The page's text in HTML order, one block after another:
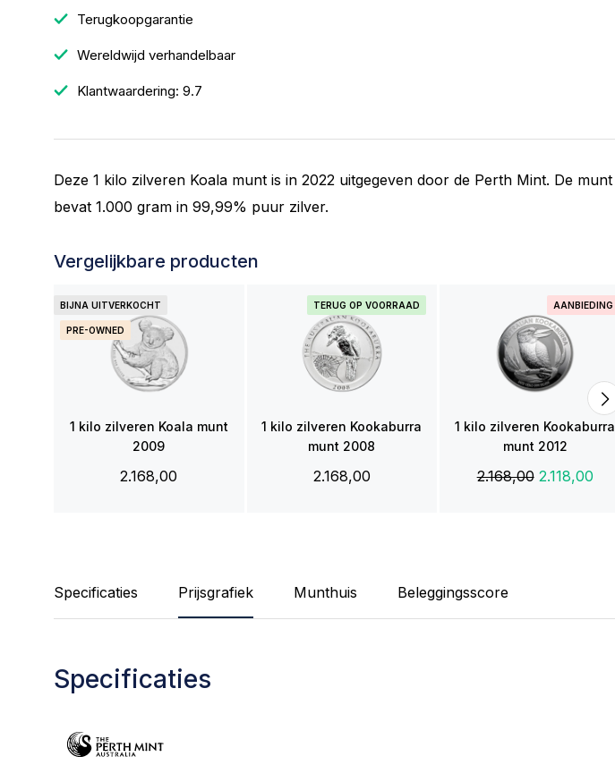
Terugkoopgarantie
Wereldwijd verhandelbaar
Klantwaardering: 9.7
Deze 1 kilo zilveren Koala munt is in 2022 uitgegeven door de Perth Mint. De munt
bevat 1.000 gram in 99,99% puur zilver.
Vergelijkbare producten
BIJNA UITVERKOCHT
PRE-OWNED
1 kilo zilveren Koala munt
2009
2.168,00
TERUG OP VOORRAAD
1 kilo zilveren Kookaburra
munt 2008
2.168,00
AANBIEDING
1 kilo zilveren Kookaburra
munt 2012
2.168,002.118,00
Specificaties Prijsgrafiek Munthuis Beleggingsscore
Specificaties